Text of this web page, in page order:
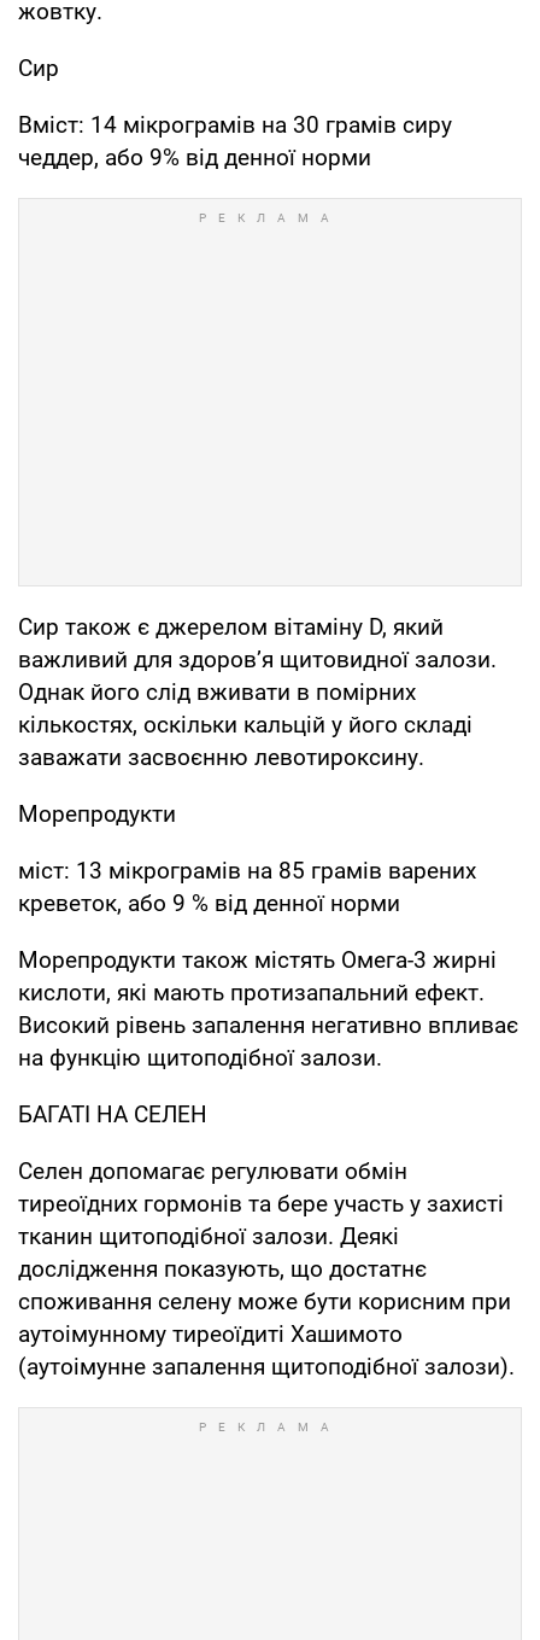
жовтку.
Сир
Вміст: 14 мікрограмів на 30 грамів сиру
чеддер, або 9% від денної норми
Сир також є джерелом вітаміну D, який
важливий для здоров’я щитовидної залози.
Однак його слід вживати в помірних
кількостях, оскільки кальцій у його складі
заважати засвоєнню левотироксину.
Морепродукти
міст: 13 мікрограмів на 85 грамів варених
креветок, або 9 % від денної норми
Морепродукти також містять Омега-3 жирні
кислоти, які мають протизапальний ефект.
Високий рівень запалення негативно впливає
на функцію щитоподібної залози.
БАГАТІ НА СЕЛЕН
Селен допомагає регулювати обмін
тиреоїдних гормонів та бере участь у захисті
тканин щитоподібної залози. Деякі
дослідження показують, що достатнє
споживання селену може бути корисним при
аутоімунному тиреоїдиті Хашимото
(аутоімунне запалення щитоподібної залози).